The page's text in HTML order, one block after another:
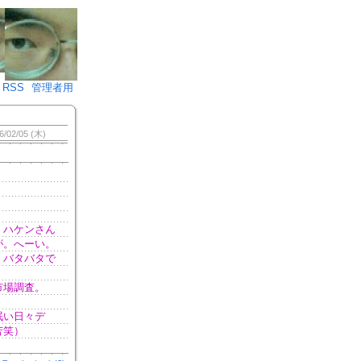
♪)÷2
RSS 管理者用
02/05 (木)
ケンさん
へーい。
バタバタで
調査。
日々デ
）